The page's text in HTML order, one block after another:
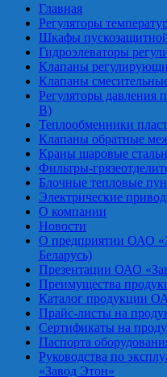
Главная
Регуляторы
Шкафы
Гидроэлеваторы
Клапаны
Клапаны
Регуляторы
В)
Теплообменники
Клапаны обратные
Краны шаровые
Фильтры-
Блочные тепловые
Электрические
О компании
Новости
О предприятии ОАО
Беларусь)
Презентации ОАО
Преимущества
Каталог продукции
Прайс-листы на
Сертификаты на
Паспорта
Руководства по
«Завод Этон»